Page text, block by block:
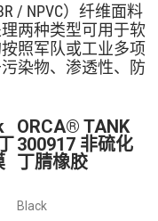
/ NPVC）纤维面料
两种类型可用于软
照军队或工业多项
染物、渗透性、防
ORCA® TANK
300917 非硫化
丁腈橡胶
Black